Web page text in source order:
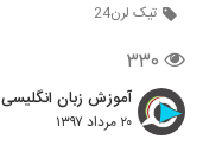
تیک لرن24
۳۳۰
آموزش زبان انگلیسی
۲۰ مرداد ۱۳۹۷